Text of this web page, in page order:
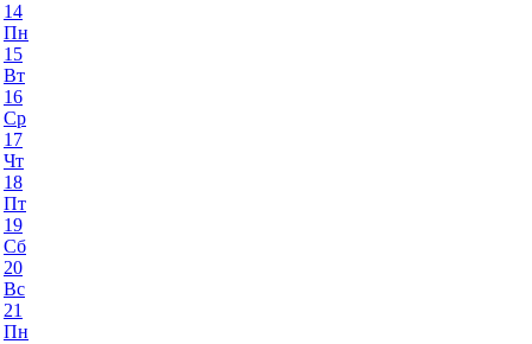
14
Пн
15
Вт
16
Ср
17
Чт
18
Пт
19
Сб
20
Вс
21
Пн